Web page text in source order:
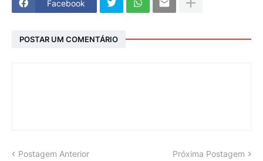
Facebook
POSTAR UM COMENTÁRIO
Postagem Anterior Próxima Postagem